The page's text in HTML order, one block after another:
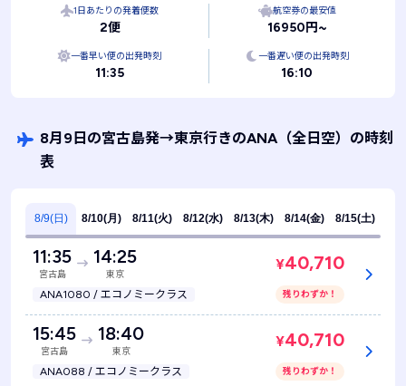
1日あたりの発着便数
2便
航空券の最安値
16950円~
一番早い便の出発時刻
11:35
一番遅い便の出発時刻
16:10
8月9日の宮古島発→東京行きのANA（全日空） の時刻
表
8/9(日) 8/10(月) 8/11(火) 8/12(水) 8/13(木) 8/14(金) 8/15(土)
11:35
宮古島
14:25
東京
ANA1080 / エコノミークラス
¥40,710
残りわずか！
15:45
宮古島
18:40
東京
ANA088 / エコノミークラス
¥40,710
残りわずか！